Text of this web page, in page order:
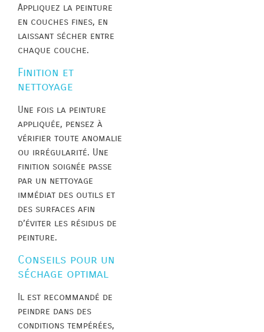
Appliquez la peinture
en couches fines, en
laissant sécher entre
chaque couche.
Finition et
nettoyage
Une fois la peinture
appliquée, pensez à
vérifier toute anomalie
ou irrégularité. Une
finition soignée passe
par un nettoyage
immédiat des outils et
des surfaces afin
d’éviter les résidus de
peinture.
Conseils pour un
séchage optimal
Il est recommandé de
peindre dans des
conditions tempérées,